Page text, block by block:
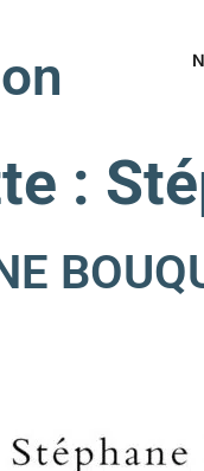
: